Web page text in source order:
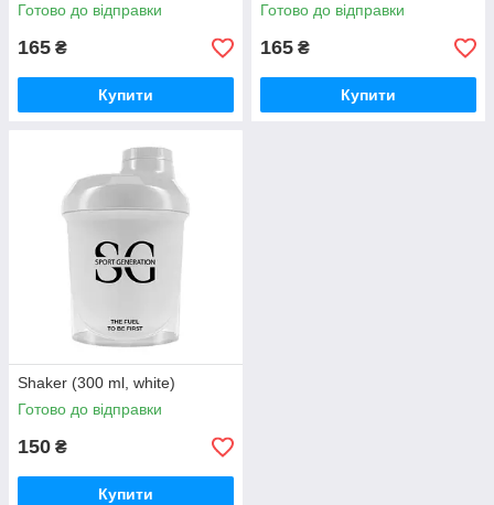
Готово до відправки
165 ₴
Купити
Готово до відправки
165 ₴
Купити
Shaker (300 ml, white)
Готово до відправки
150 ₴
Купити